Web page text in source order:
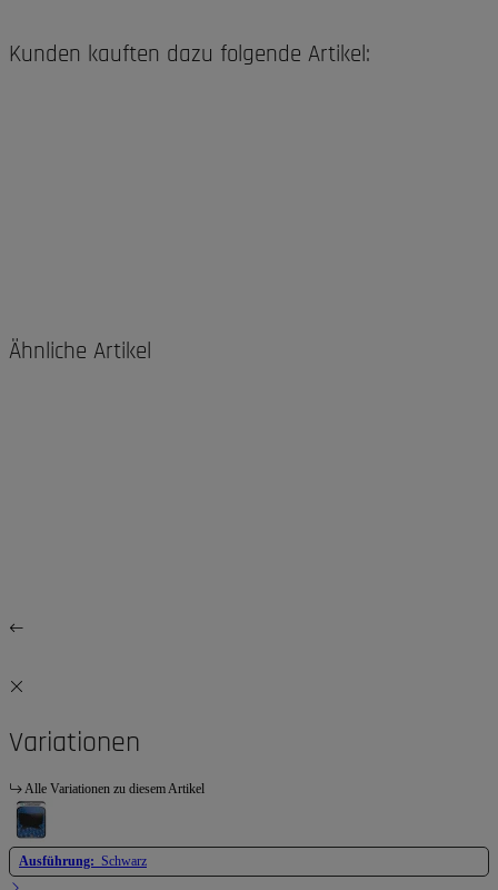
Kunden kauften dazu folgende Artikel:
Ähnliche Artikel
Variationen
Alle Variationen zu diesem Artikel
Ausführung: Schwarz